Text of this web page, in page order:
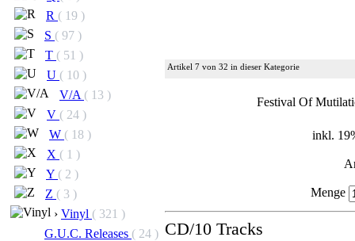
R ( 19 )
S ( 97 )
T ( 51 )
U ( 10 )
V/A ( 13 )
V ( 24 )
W ( 18 )
X ( 1 )
Y ( 2 )
Z ( 3 )
› Vinyl ( 321 )
G.U.C. Releases ( 24 )
Artikel 7 von 32 in dieser Kategorie
Festival Of
inkl.
Menge
CD/10 Tracks